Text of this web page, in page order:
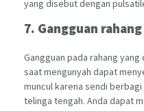
yang disebut dengan
7. Gangguan rahang
Gangguan pada rahang yang
saat mengunyah dapat
muncul karena sendi
telinga tengah. Anda dapat